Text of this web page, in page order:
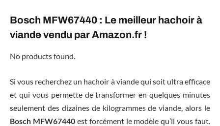
Bosch MFW67440 : Le meilleur hachoir à
viande vendu par Amazon.fr !
No products found.
Si vous recherchez un hachoir à viande qui soit ultra efficace
et qui vous permette de transformer en quelques minutes
seulement des dizaines de kilogrammes de viande, alors le
Bosch MFW67440est forcément le modèle qu’il vous faut.